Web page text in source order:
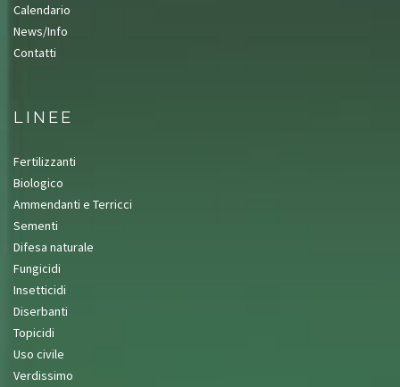
Calendario
News/Info
Contatti
LINEE
Fertilizzanti
Biologico
Ammendanti e Terricci
Sementi
Difesa naturale
Fungicidi
Insetticidi
Diserbanti
Topicidi
Uso civile
Verdissimo